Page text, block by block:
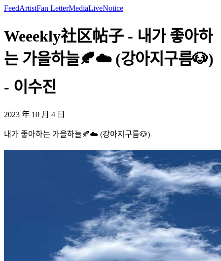
FeedArtistFan LetterMediaLiveNotice
Weeekly社区帖子 - 내가 좋아하
는 가을하늘🍂☁️ (강아지구름🐶)
- 이수진
2023 年 10 月 4 日
내가 좋아하는 가을하늘🍂☁️ (강아지구름🐶)